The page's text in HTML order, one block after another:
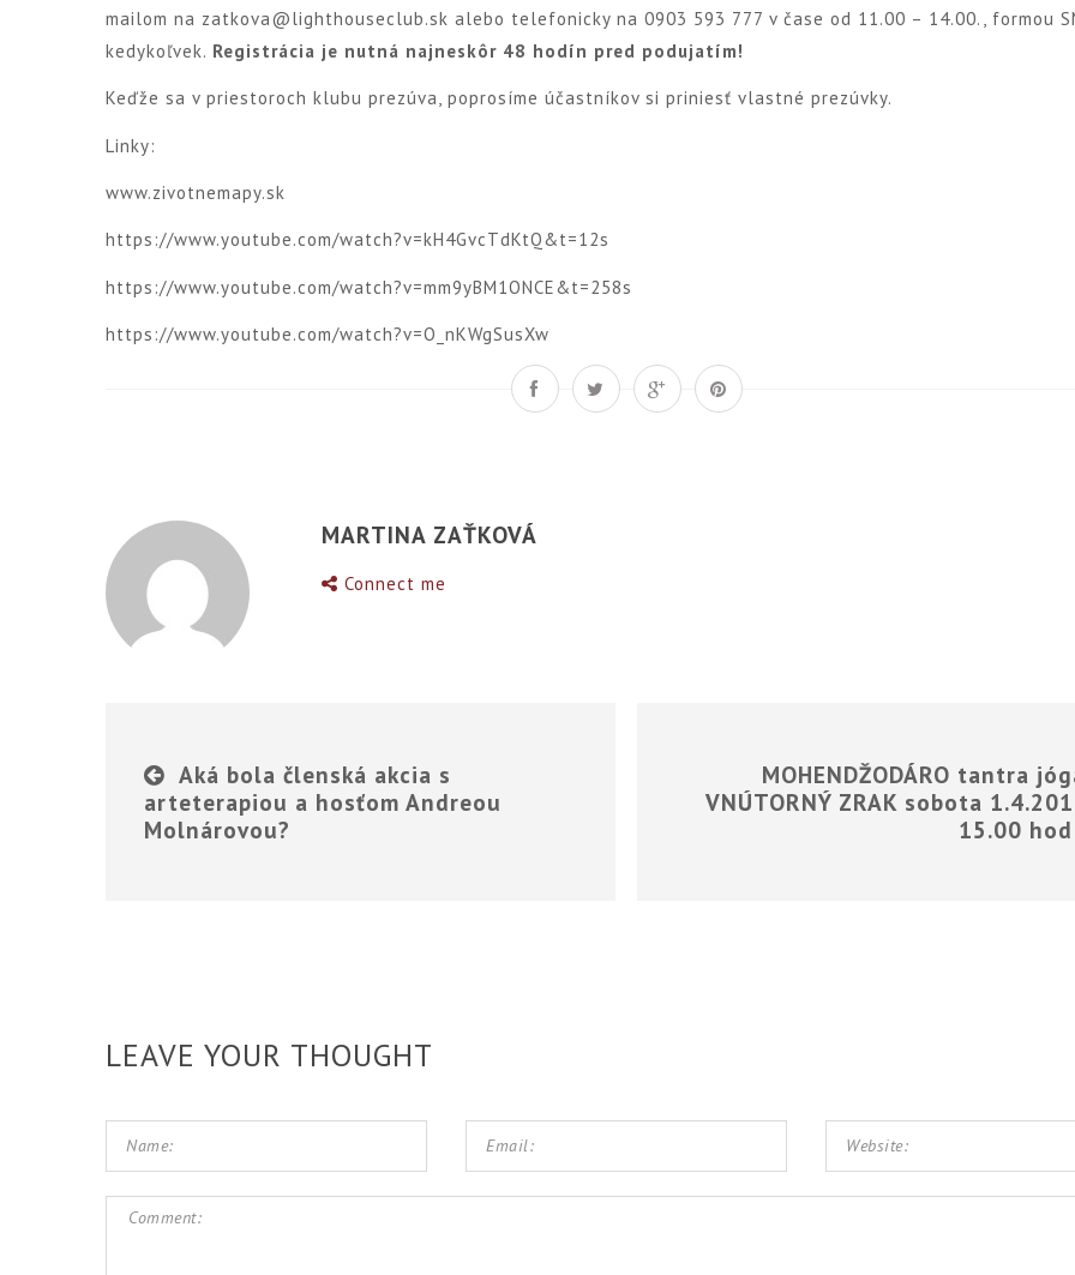
mailom na zatkova@lighthouseclub.sk alebo telefonicky na 0903 593 777 v čase od 11.00 – 14.00., formou
kedykoľvek. Registrácia je nutná najneskôr 48 hodín pred podujatím!
Keďže sa v priestoroch klubu prezúva, poprosíme účastníkov si priniesť vlastné prezúvky.
Linky:
www.zivotnemapy.sk
https://www.youtube.com/watch?v=kH4GvcTdKtQ&t=12s
https://www.youtube.com/watch?v=mm9yBM1ONCE&t=258s
https://www.youtube.com/watch?v=O_nKWgSusXw
MARTINA ZAŤKOVÁ
Connect me
Aká bola členská akcia s
arteterapiou a hosťom Andreou
Molnárovou?
MOHENDŽODÁRO tantra
VNÚTORNÝ ZRAK sobota
15.00 hod
LEAVE YOUR THOUGHT